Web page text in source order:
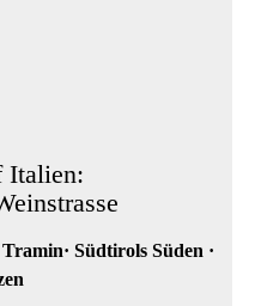
Italien:
Südtirols Süden ·